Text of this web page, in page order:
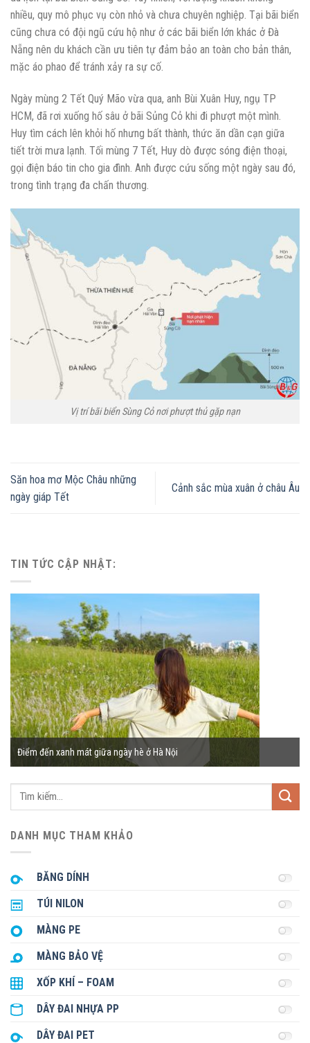
nhiều, quy mô phục vụ còn nhỏ và chưa chuyên nghiệp. Tại bãi biển
cũng chưa có đội ngũ cứu hộ như ở các bãi biển lớn khác ở Đà
Nẵng nên du khách cần ưu tiên tự đảm bảo an toàn cho bản thân,
mặc áo phao để tránh xảy ra sự cố.
Ngày mùng 2 Tết Quý Mão vừa qua, anh Bùi Xuân Huy, ngụ TP
HCM, đã rơi xuống hố sâu ở bãi Sủng Cỏ khi đi phượt một mình.
Huy tìm cách lên khỏi hố nhưng bất thành, thức ăn dần cạn giữa
tiết trời mưa lạnh. Tối mùng 7 Tết, Huy dò được sóng điện thoại,
gọi điện báo tin cho gia đình. Anh được cứu sống một ngày sau đó,
trong tình trạng đa chấn thương.
Vị trí bãi biển Sùng Cỏ nơi phượt thủ gặp nạn
Săn hoa mơ Mộc Châu những
ngày giáp Tết
Cảnh sắc mùa xuân ở châu Âu
TIN TỨC CẬP NHẬT:
Điểm đến xanh mát giữa ngày hè ở Hà Nội
Tìm
DANH MỤC THAM KHẢO
BĂNG DÍNH
TÚI NILON
MÀNG PE
MÀNG BẢO VỆ
XỐP KHÍ – FOAM
DÂY ĐAI NHỰA PP
DÂY ĐAI PET